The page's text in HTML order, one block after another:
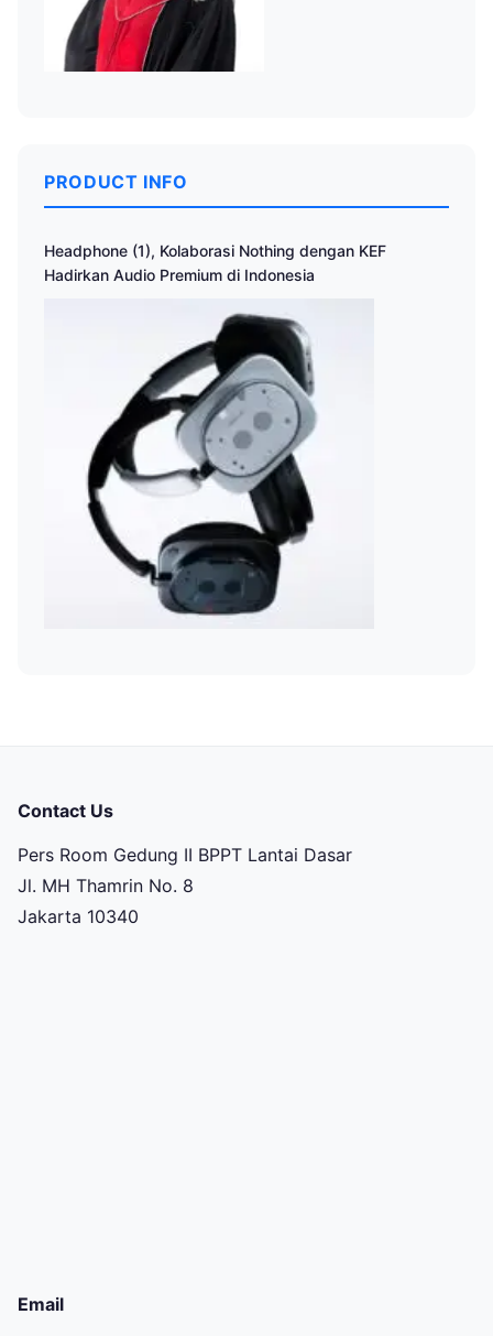
PRODUCT INFO
Headphone (1), Kolaborasi Nothing dengan KEF
Hadirkan Audio Premium di Indonesia
Contact Us
Pers Room Gedung II BPPT Lantai Dasar
Jl. MH Thamrin No. 8
Jakarta 10340
Email